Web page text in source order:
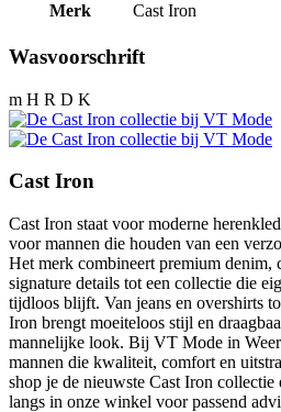
Merk
Cast Iron
Wasvoorschrift
m H R D K
Cast Iron
Cast Iron staat voor moderne
voor mannen die houden van een
Het merk combineert premium denim,
signature details tot een collectie die
tijdloos blijft. Van jeans en overshirts
Iron brengt moeiteloos stijl en
mannelijke look. Bij VT Mode in
mannen die kwaliteit, comfort en
shop je de nieuwste Cast Iron
langs in onze winkel voor passend